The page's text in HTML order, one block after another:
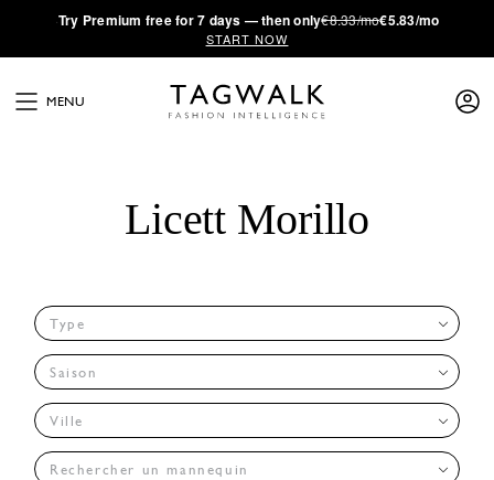
·Try Premium free for 7 days — then only€8.33/mo€5.83/mo
START NOW
MENU
Licett Morillo
Type
Saison
Ville
Rechercher un mannequin